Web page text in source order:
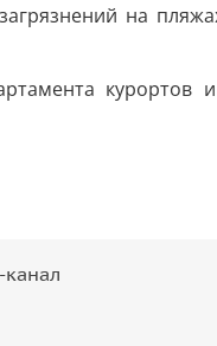
на
курортов